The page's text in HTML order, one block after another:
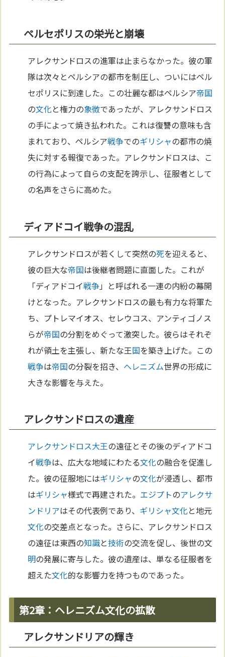
ペルセポリスの栄光と崩壊
アレクサンドロスの進軍は止まらなかった。彼の軍
隊は次々とペルシアの都市を制圧し、ついにはペル
セポリスに到達した。この壮麗な都はペルシア帝国
の文化と権力の象徴であったが、アレクサンドロス
の手によって焼き払われた。これは復讐の意味も含
まれており、ペルシア戦争でのギリシャの都市の焼
失に対する報復であった。アレクサンドロスは、こ
の行為によって自らの支配を誇示し、征服者として
の名声をさらに高めた。
ディアドコイ戦争の混乱
アレクサンドロスが若くして突然の死を迎えると、
彼の巨大な帝国は後継者問題に直面した。これが
「ディアドコイ戦争」と呼ばれる一連の内紛の幕開
けとなった。アレクサンドロスの最も有力な将軍た
ち、プトレマイオス、セレウコス、アンティゴノス
らが帝国の分割をめぐって激突した。彼らはそれぞ
れが領土を主張し、新たな王国を築き上げた。この
戦争は帝国の分裂を招き、 ヘレニズム世界の形成に
大きな影響を与えた。
アレクサンドロスの遺産
アレクサンドロス大王の遠征とその後のディアドコ
イ戦争は、広大な地域にわたる文化の融合を促進し
た。彼の征服地にはギリシャの文化が浸透し、都市
はギリシャ様式で再建された。 エジプトのアレクサ
ンドリアはその代表例であり、 ギリシャ文化と地元
文化の交差点となった。さらに、アレクサンドロス
の遠征は東西の知識と技術の交流を促し、後世の文
明の発展に寄与した。彼の遺産は、単なる征服者を
超えた文化的な影響力を持つものであった。
第2章：ヘレニズム文化の拡散
アレクサンドリアの輝き